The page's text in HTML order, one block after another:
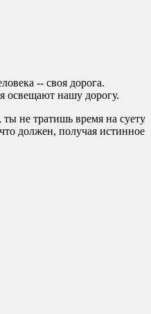
-- своя дорога.
освещают нашу дорогу.
не тратишь время на суету
должен, получая истинное